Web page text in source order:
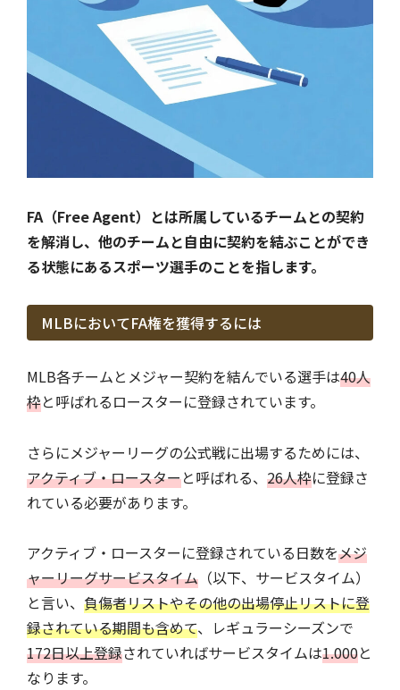
FA（Free Agent）とは所属しているチームとの契約
を解消し、他のチームと自由に契約を結ぶことができ
る状態にあるスポーツ選手のことを指します。
MLBにおいてFA権を獲得するには
MLB各チームとメジャー契約を結んでいる選手は40人
枠と呼ばれるロースターに登録されています。
さらにメジャーリーグの公式戦に出場するためには、
アクティブ・ロースターと呼ばれる、 26人枠に登録さ
れている必要があります。
アクティブ・ロースターに登録されている日数をメジ
ャーリーグサービスタイム （以下、サービスタイム）
と言い、 負傷者リストやその他の出場停止リストに登
録されている期間も含めて、レギュラーシーズンで
172日以上登録されていればサービスタイムは1.000と
なります。